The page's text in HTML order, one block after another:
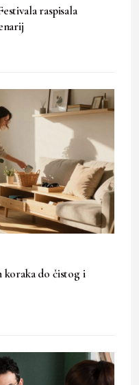
raspisala
koraka do čistog i